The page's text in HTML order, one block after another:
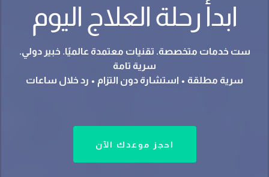
ابدأ رحلة العلاج اليوم
ست خدمات متخصصة. تقنيات معتمدة عالميًا. خبير دولي.
سرية تامة
سرية مطلقة • استشارة دون التزام • رد خلال ساعات
احجز موعدك الآن